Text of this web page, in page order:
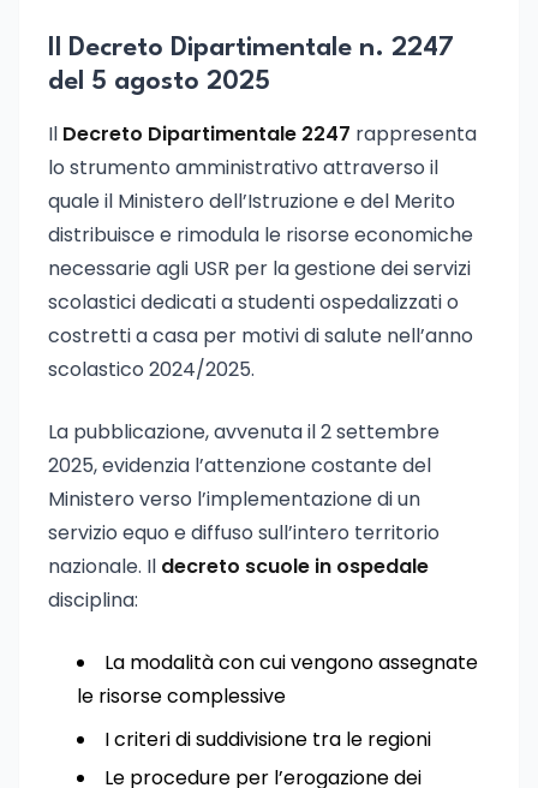
Il Decreto Dipartimentale n. 2247
del 5 agosto 2025
Il Decreto Dipartimentale 2247 rappresenta
lo strumento amministrativo attraverso il
quale il Ministero dell’Istruzione e del Merito
distribuisce e rimodula le risorse economiche
necessarie agli USR per la gestione dei servizi
scolastici dedicati a studenti ospedalizzati o
costretti a casa per motivi di salute nell’anno
scolastico 2024/2025.
La pubblicazione, avvenuta il 2 settembre
2025, evidenzia l’attenzione costante del
Ministero verso l’implementazione di un
servizio equo e diffuso sull’intero territorio
nazionale. Il decreto scuole in ospedale
disciplina:
La modalità con cui vengono assegnate
le risorse complessive
I criteri di suddivisione tra le regioni
Le procedure per l’erogazione dei